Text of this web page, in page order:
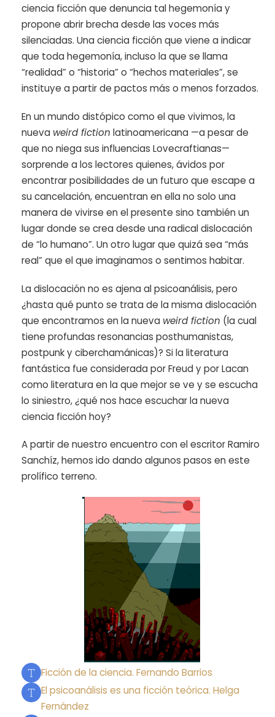
ciencia ficción que denuncia tal hegemonía y
propone abrir brecha desde las voces más
silenciadas. Una ciencia ficción que viene a indicar
que toda hegemonía, incluso la que se llama
“realidad” o “historia” o “hechos materiales”, se
instituye a partir de pactos más o menos forzados.
En un mundo distópico como el que vivimos, la
nueva weird fiction latinoamericana —a pesar de
que no niega sus influencias Lovecraftianas—
sorprende a los lectores quienes, ávidos por
encontrar posibilidades de un futuro que escape a
su cancelación, encuentran en ella no solo una
manera de vivirse en el presente sino también un
lugar donde se crea desde una radical dislocación
de “lo humano”. Un otro lugar que quizá sea “más
real” que el que imaginamos o sentimos habitar.
La dislocación no es ajena al psicoanálisis, pero
¿hasta qué punto se trata de la misma dislocación
que encontramos en la nueva weird fiction (la cual
tiene profundas resonancias posthumanistas,
postpunk y ciberchamánicas)? Si la literatura
fantástica fue considerada por Freud y por Lacan
como literatura en la que mejor se ve y se escucha
lo siniestro, ¿qué nos hace escuchar la nueva
ciencia ficción hoy?
A partir de nuestro encuentro con el escritor Ramiro
Sanchíz, hemos ido dando algunos pasos en este
prolífico terreno.
Ficción de la ciencia. Fernando Barrios
El psicoanálisis es una ficción teórica. Helga
Fernández